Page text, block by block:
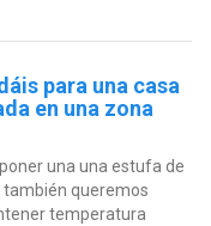
para una casa
en una zona
una una estufa de
también queremos
temperatura